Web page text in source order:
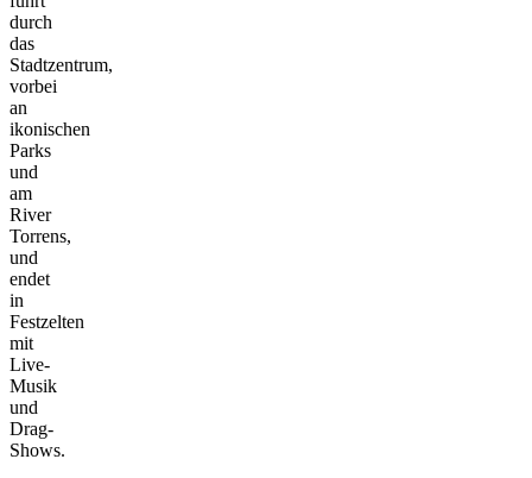
durch
das
Stadtzentrum,
vorbei
an
ikonischen
Parks
und
am
River
Torrens,
und
endet
in
Festzelten
mit
Live-
Musik
und
Drag-
Shows.